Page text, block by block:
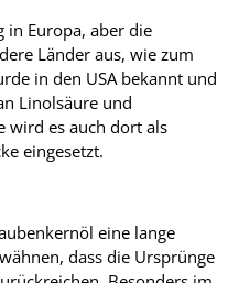
in Europa, aber die
Länder aus, wie zum
in den USA bekannt und
Linolsäure und
wird es auch dort als
eingesetzt.
eine lange
dass die Ursprünge